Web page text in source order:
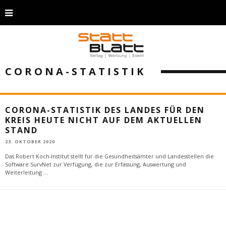
CORONA-STATISTIK
CORONA-STATISTIK DES LANDES FÜR DEN
KREIS HEUTE NICHT AUF DEM AKTUELLEN
STAND
23. OKTOBER 2020
Das Robert Koch-Institut stellt für die Gesundheitsämter und Landesstellen die
Software SurvNet zur Verfügung, die zur Erfassung, Auswertung und
Weiterleitung ...